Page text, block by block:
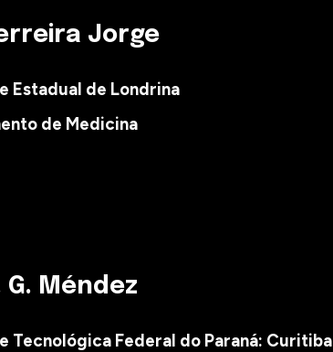
Jorge
Estadual de Londrina
de Medicina
G. Méndez
Tecnológica Federal do Paraná: Curitiba